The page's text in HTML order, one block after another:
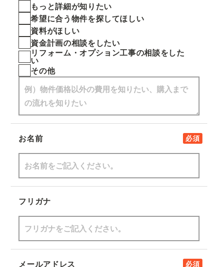
もっと詳細が知りたい
希望に合う物件を探してほしい
資料がほしい
資金計画の相談をしたい
リフォーム・オプション工事の相談をした
い
その他
お名前 必須
フリガナ
メールアドレス 必須